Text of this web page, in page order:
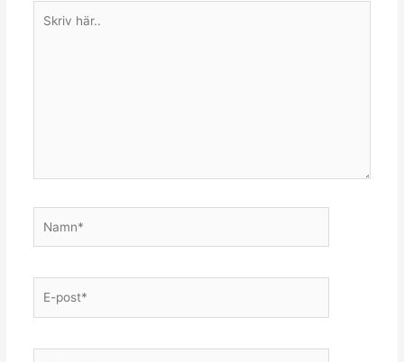
här..
post*